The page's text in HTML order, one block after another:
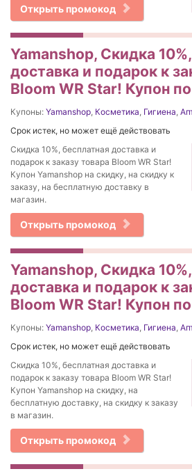
Открыть промокод
Yamanshop, Скидка
доставка и подарок к
Bloom WR Star! Купон
Купоны: Yamanshop, Косметика, Гигиена,
Срок истек, но может ещё действовать
Скидка 10%, бесплатная доставка и
подарок к заказу товара Bloom WR Star!
Купон Yamanshop на скидку, на скидку к
заказу, на бесплатную доставку в
магазин.
Открыть промокод
Yamanshop, Скидка
доставка и подарок к
Bloom WR Star! Купон
Купоны: Yamanshop, Косметика, Гигиена,
Срок истек, но может ещё действовать
Скидка 10%, бесплатная доставка и
подарок к заказу товара Bloom WR Star!
Купон Yamanshop на скидку, на
бесплатную доставку, на скидку к заказу
в магазин.
Открыть промокод